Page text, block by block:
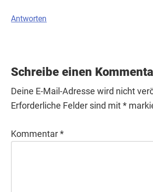
Antworten
Schreibe einen
Deine E-Mail-Adresse wird nicht
Erforderliche Felder sind mit*
Kommentar*